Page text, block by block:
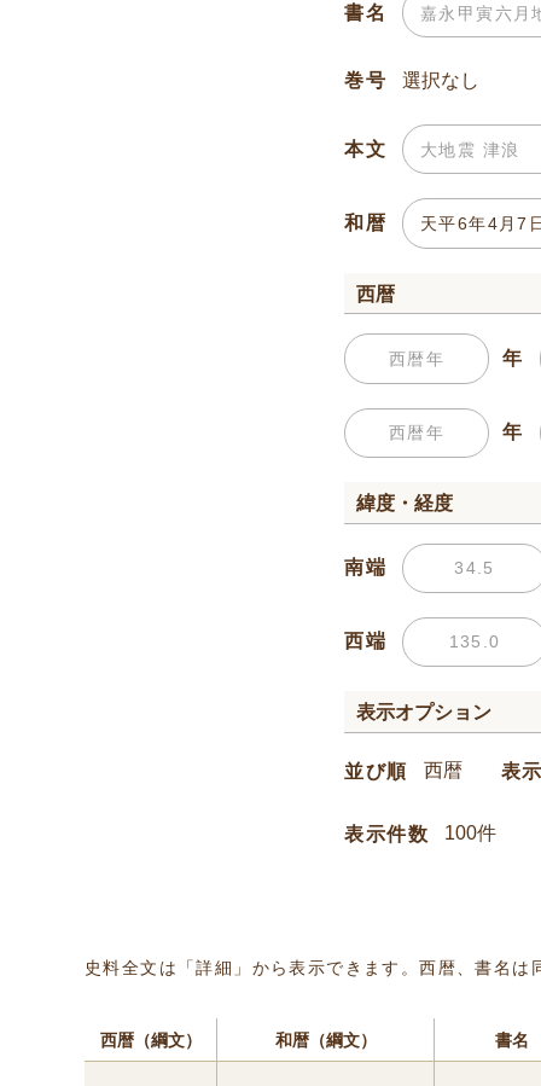
書名
巻号
本文
和暦
西暦
年
年
緯度・経度
南端
西端
表示オプション
並び順 表
表示件数
史料全文は「詳細」から表示できます。西暦、書名
西暦（綱文） 和暦（綱文） 書名